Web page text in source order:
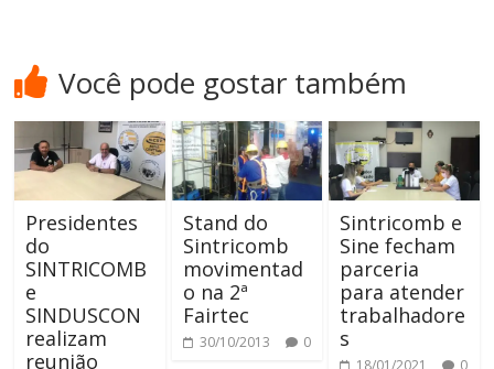
Você pode gostar também
Presidentes
do
SINTRICOMB
e
SINDUSCON
realizam
reunião
Stand do
Sintricomb
movimentad
o na 2ª
Fairtec
30/10/2013 0
Sintricomb e
Sine fecham
parceria
para atender
trabalhadore
s
18/01/2021 0